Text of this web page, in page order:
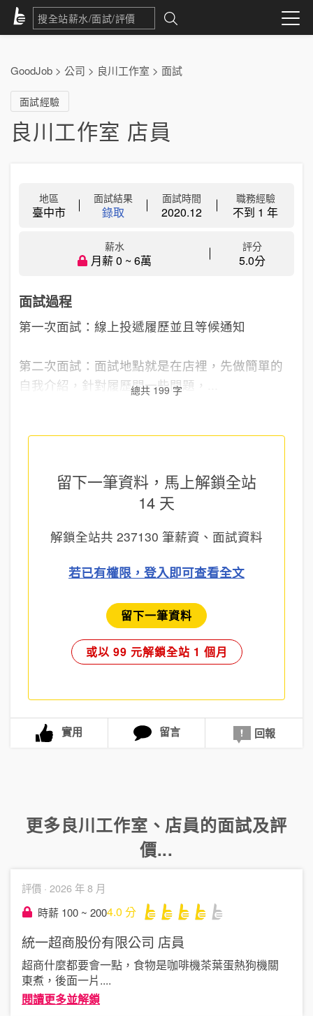
GoodJob > 公司 > 良川工作室 > 面試
面試經驗
良川工作室 店員
地區
臺中市
面試結果
錄取
面試時間
2020.12
職務經驗
不到 1 年
薪水
月薪 0 ~ 6萬
評分
5.0分
面試過程
第一次面試：線上投遞履歷並且等候通知
第二次面試：面試地點就是在店裡，先做簡單的
自我介紹，針對履歷問一些問題，...
總共 199 字
留下一筆資料，馬上解鎖全站
14 天
解鎖全站共 237130 筆薪資、面試資料
若已有權限，登入即可查看全文
留下一筆資料
或以 99 元解鎖全站 1 個月
實用 留言 回報
更多良川工作室 、 店員的面試及評
價...
評價 · 2026 年 8 月
時薪 100 ~ 2004.0 分
統一超商股份有限公司 店員
超商什麼都要會一點，食物是咖啡機茶葉蛋熱狗機關
東煮，後面一片....
閱讀更多並解鎖